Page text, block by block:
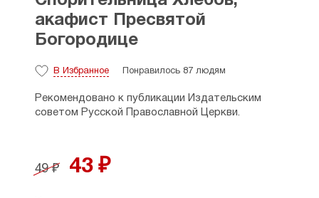
акафист Пресвятой
Богородице
В Избранное Понравилось 87 людям
Рекомендовано к публикации Издательским
советом Русской Православной Церкви.
49 ₽ 43 ₽